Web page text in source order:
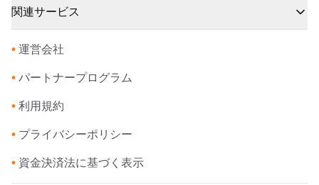
関連サービス
• 運営会社
• パートナープログラム
• 利用規約
• プライバシーポリシー
• 資金決済法に基づく表示